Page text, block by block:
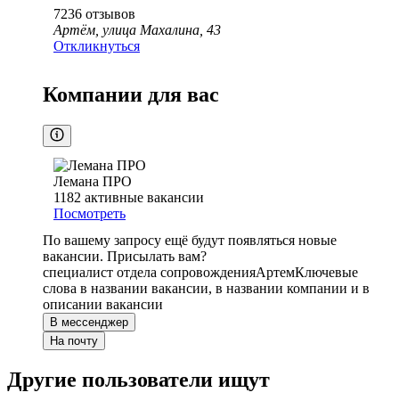
7236 отзывов
Артём, улица Махалина, 43
Откликнуться
Компании для вас
Лемана ПРО
1182 активные вакансии
Посмотреть
По вашему запросу ещё будут появляться новые
вакансии. Присылать вам?
специалист отдела сопровожденияАртемКлючевые
слова в названии вакансии, в названии компании и в
описании вакансии
В мессенджер
На почту
Другие пользователи ищут